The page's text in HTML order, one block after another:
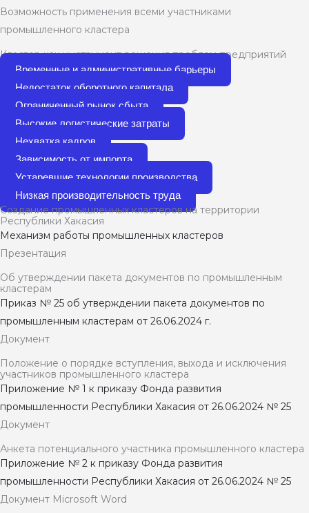
Возможность применения всеми участниками
промышленного кластера
Кластер как инструмент решения проблем предприятий
Временные и административные барьеры
Недостаток оборотного капитала
Ограниченный рынок сбыта
Высокие логистические затраты
Нехватка кадров
Зависимость от импорта
Устаревшие технологии производства
Низкая производительность труда
Создание промышленных кластеров на территории
Республики Хакасия
Механизм работы промышленных кластеров
Презентация
Об утверждении пакета документов по промышленным
кластерам
Приказ № 25 об утверждении пакета документов по
промышленным кластерам от 26.06.2024 г.
Документ
Положение о порядке вступления, выхода и исключения
участников промышленного кластера
Приложение № 1 к приказу Фонда развития
промышленности Республики Хакасия от 26.06.2024 № 25
Документ
Анкета потенциального участника промышленного кластера
Приложение № 2 к приказу Фонда развития
промышленности Республики Хакасия от 26.06.2024 № 25
Документ Microsoft Word